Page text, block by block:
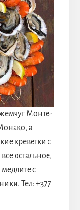
Монте-
а
креветки с
остальное,
с
Тел: +377